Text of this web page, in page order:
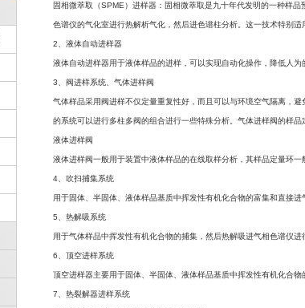
固相微萃取（SPME）进样器：固相微萃取是九十年代发明的一种样
色谱仪的气化室进行热解析气化，然后进色谱柱分析。这一技术特别适
2 、液体自动进样器
液体自动进样器用于液体样品的进样，可以实现自动化操作，降低人
3 、阀进样系统、气体进样阀
气体样品采用阀进样不仅定量重复性好，而且可以与环境空气隔离，
的系统可以进行多柱多阀的组合进行一些特殊分析。气体进样阀的样品
液体进样阀
液体进样阀一般用于装置中液体样品的在线取样分析，其样品定量环一
4 、吹扫捕集系统
用于固体、半固体、液体样品基质中挥发性有机化合物的富集和直接进
5 、热解吸系统
用于气体样品中挥发性有机化合物的捕集，然后热解吸进气相色谱仪进
6 、顶空进样系统
顶空进样器主要用于固体、半固体、液体样品基质中挥发性有机化合物
7 、热裂解器进样系统